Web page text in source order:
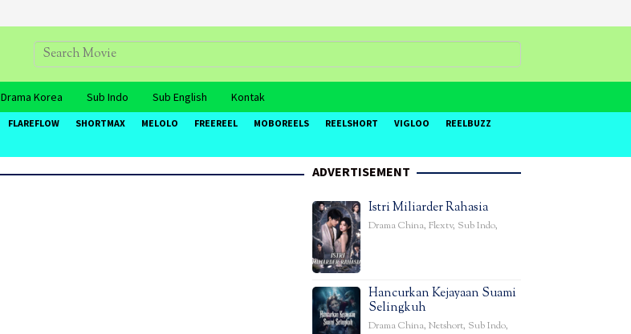
Drama Korea Sub Indo Sub English Kontak
FLAREFLOW SHORTMAX MELOLO FREEREEL MOBOREELS REELSHORT VIGLOO
REELBUZZ
ADVERTISEMENT
Istri Miliarder Rahasia
Drama China, Flextv, Sub Indo,
Hancurkan Kejayaan Suami
Selingkuh
Drama China, Netshort, Sub Indo,